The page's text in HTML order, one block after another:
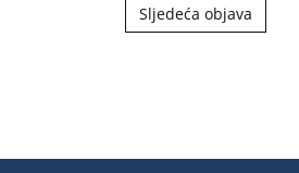
Sljedeća objava